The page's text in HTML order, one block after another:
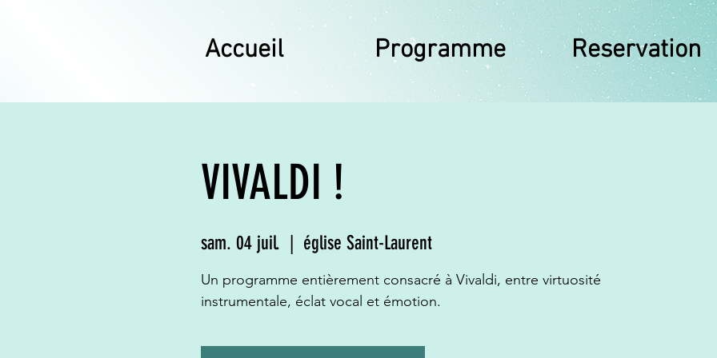
Accueil Programme Reservation
VIVALDI !
sam. 04 juil. église Saint-Laurent
Un programme entièrement consacré à Vivaldi, entre virtuosité
instrumentale, éclat vocal et émotion.